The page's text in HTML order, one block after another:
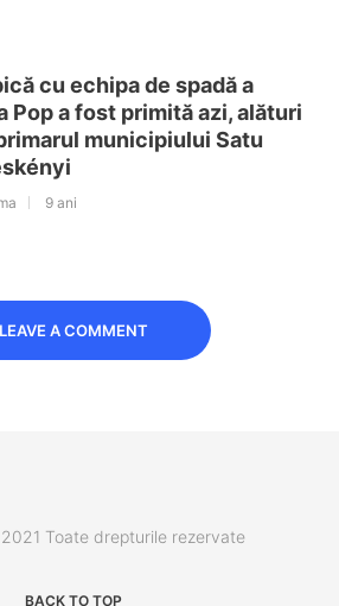
cu echipa de spadă a
Pop a fost primită azi, alături
municipiului Satu
9 ani
LEAVE A COMMENT
Toate drepturile rezervate
BACK TO TOP